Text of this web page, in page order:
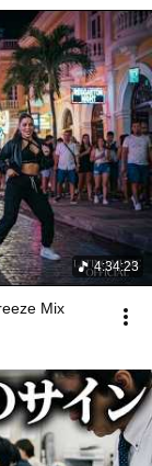
4:34:23
Mix